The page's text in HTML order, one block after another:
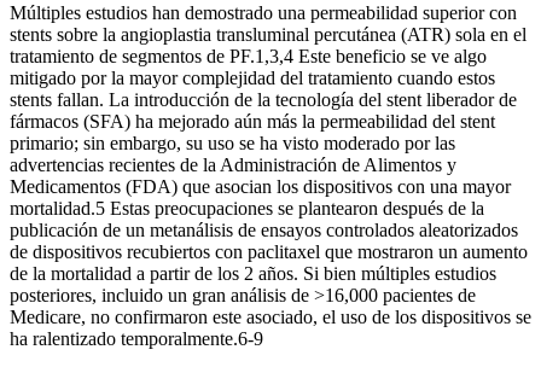
Múltiples estudios han demostrado una permeabilidad superior con
stents sobre la angioplastia transluminal percutánea (ATR) sola en el
tratamiento de segmentos de PF.1,3,4 Este beneficio se ve algo
mitigado por la mayor complejidad del tratamiento cuando estos
stents fallan. La introducción de la tecnología del stent liberador de
fármacos (SFA) ha mejorado aún más la permeabilidad del stent
primario; sin embargo, su uso se ha visto moderado por las
advertencias recientes de la Administración de Alimentos y
Medicamentos (FDA) que asocian los dispositivos con una mayor
mortalidad.5 Estas preocupaciones se plantearon después de la
publicación de un metanálisis de ensayos controlados aleatorizados
de dispositivos recubiertos con paclitaxel que mostraron un aumento
de la mortalidad a partir de los 2 años. Si bien múltiples estudios
posteriores, incluido un gran análisis de >16,000 pacientes de
Medicare, no confirmaron este asociado, el uso de los dispositivos se
ha ralentizado temporalmente.6-9